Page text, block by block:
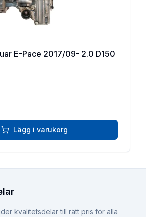
E-Pace 2017/09- 2.0 D150
Lägg i varukorg
kvalitetsdelar till rätt pris för alla